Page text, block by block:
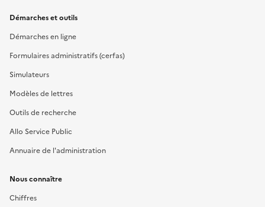
Démarches et outils
Démarches en ligne
Formulaires administratifs (cerfas)
Simulateurs
Modèles de lettres
Outils de recherche
Allo Service Public
Annuaire de l'administration
Nous connaître
Chiffres